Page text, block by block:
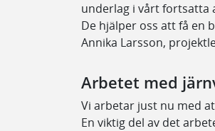
underlag i vårt fortsatta
De hjälper oss att få en
Annika Larsson,
Arbetet med
Vi arbetar just nu med
En viktig del av det